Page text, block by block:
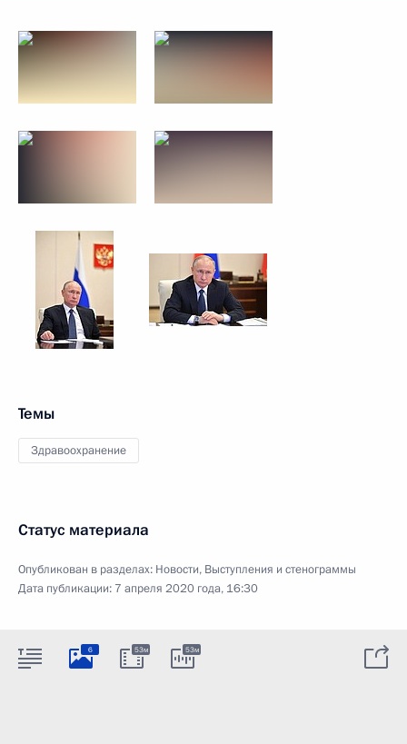
Темы
Здравоохранение
Статус материала
Опубликован в разделах: Новости, Выступления и стенограммы
Дата публикации: 7 апреля 2020 года, 16:30
6 53м 53м